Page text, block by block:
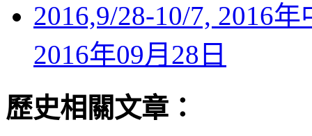
2016,9/28-10/7, 2016
2016年09月28日
歷史相關文章：